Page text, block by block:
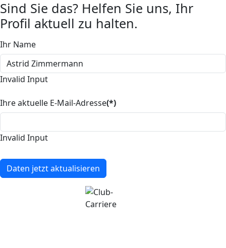
Sind Sie das? Helfen Sie uns, Ihr
Profil aktuell zu halten.
Ihr Name
Invalid Input
Ihre aktuelle E-Mail-Adresse(*)
Invalid Input
Daten jetzt aktualisieren